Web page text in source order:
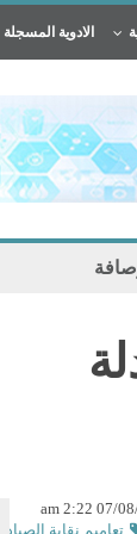
الادوية المسجلة
07/08/
تعاميم نقابة الصيادلة